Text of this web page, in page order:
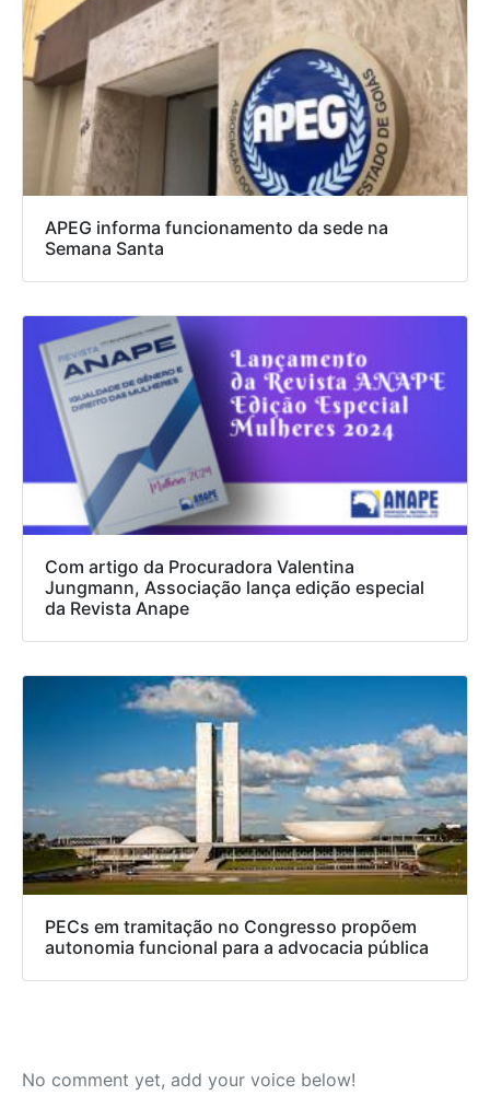
APEG informa funcionamento da sede na
Semana Santa
Com artigo da Procuradora Valentina
Jungmann, Associação lança edição especial
da Revista Anape
PECs em tramitação no Congresso propõem
autonomia funcional para a advocacia pública
No comment yet, add your voice below!